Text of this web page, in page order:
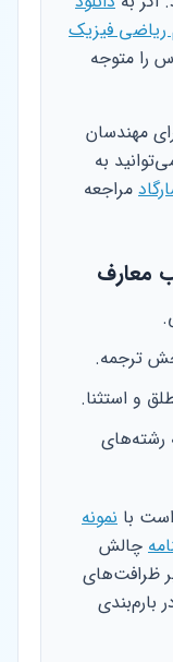
ریاضی فیزیک
را متوجه
مهندسان
به
مراجعه
معارف
ترجمه.
و استثنا.
رشته‌های
با نمونه
چالش
ظرافت‌های
بارم‌بندی